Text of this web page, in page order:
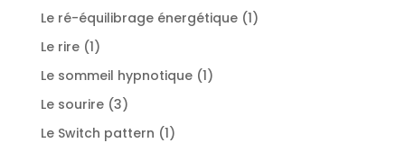
produit
Le ré-équilibrage énergétique 11
Le rire 11
produit
Le sommeil hypnotique 11
Le sourire 33
produits
Le Switch pattern 11